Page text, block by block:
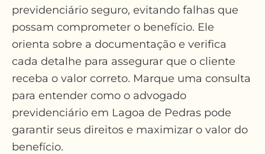
previdenciário seguro, evitando falhas que
possam comprometer o benefício. Ele
orienta sobre a documentação e verifica
cada detalhe para assegurar que o cliente
receba o valor correto. Marque uma consulta
para entender como o advogado
previdenciário em Lagoa de Pedras pode
garantir seus direitos e maximizar o valor do
benefício.